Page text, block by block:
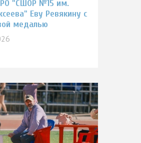
"СШОР №15 им.
Еву Ревякину с
медалью